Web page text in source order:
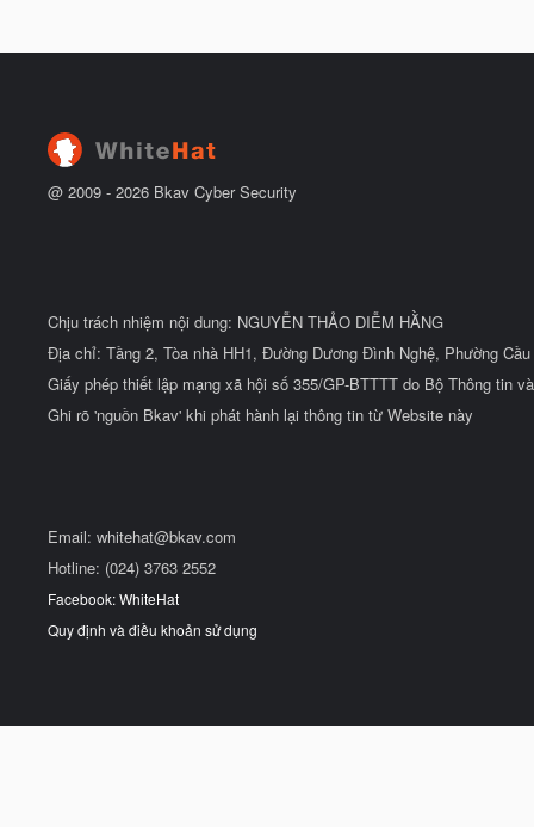
@ 2009 - 2026 Bkav Cyber Security
Chịu trách nhiệm nội dung: NGUYỄN THẢO DIỄM HẰNG
Địa chỉ: Tầng 2, Tòa nhà HH1, Đường Dương Đình Nghệ, Phường
Giấy phép thiết lập mạng xã hội số 355/GP-BTTTT do Bộ Thông tin
Ghi rõ 'nguồn Bkav' khi phát hành lại thông tin từ Website này
Email: whitehat@bkav.com
Hotline: (024) 3763 2552
Facebook: WhiteHat
Quy định và điều khoản sử dụng